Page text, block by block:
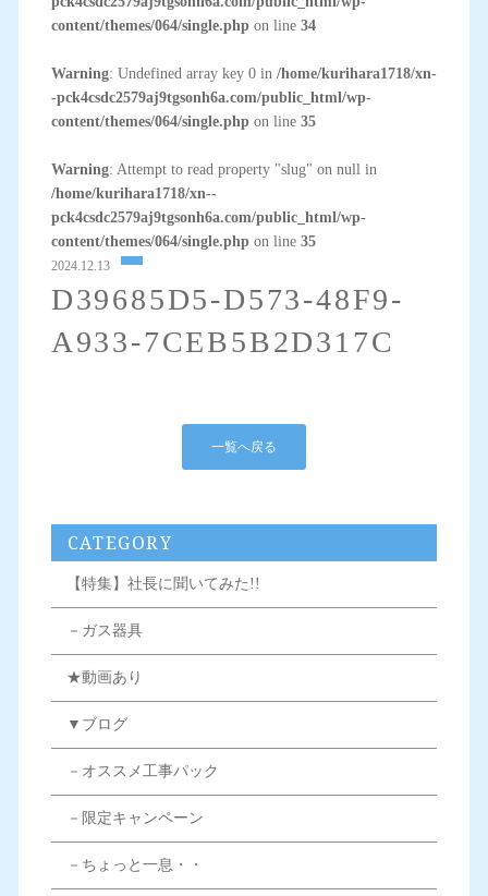
content/themes/064/single.phpon line 34
Warning: Undefined array key 0 in /home/kurihara1718/xn-
-pck4csdc2579aj9tgsonh6a.com/public_html/wp-
content/themes/064/single.phpon line 35
Warning: Attempt to read property "slug" on null in
/home/kurihara1718/xn--
pck4csdc2579aj9tgsonh6a.com/public_html/wp-
content/themes/064/single.phpon line 35
2024.12.13
D39685D5-D573-48F9-
A933-7CEB5B2D317C
一覧へ戻る
CATEGORY
【特集】社長に聞いてみた!!
－ガス器具
★動画あり
▼ブログ
－オススメ工事パック
－限定キャンペーン
－ちょっと一息・・